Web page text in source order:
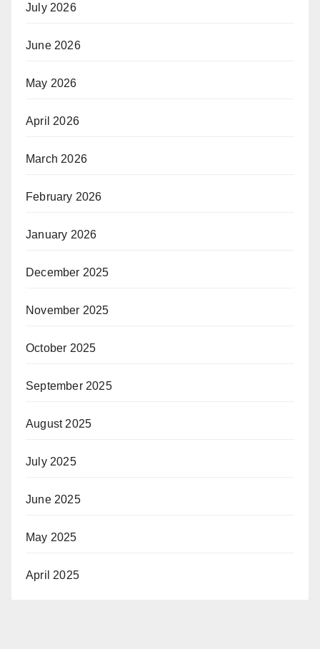
July 2026
June 2026
May 2026
April 2026
March 2026
February 2026
January 2026
December 2025
November 2025
October 2025
September 2025
August 2025
July 2025
June 2025
May 2025
April 2025